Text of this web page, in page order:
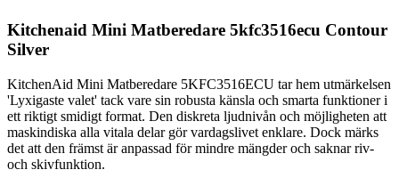
Kitchenaid Mini Matberedare 5kfc3516ecu Contour
Silver
KitchenAid Mini Matberedare 5KFC3516ECU tar hem utmärkelsen
'Lyxigaste valet' tack vare sin robusta känsla och smarta funktioner i
ett riktigt smidigt format. Den diskreta ljudnivån och möjligheten att
maskindiska alla vitala delar gör vardagslivet enklare. Dock märks
det att den främst är anpassad för mindre mängder och saknar riv-
och skivfunktion.